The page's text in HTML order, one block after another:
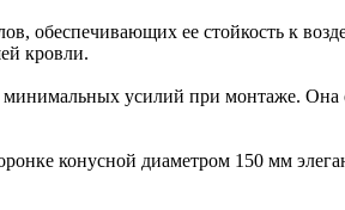
обеспечивающих ее стойкость к
кровли.
минимальных усилий при монтаже.
конусной диаметром 150 мм